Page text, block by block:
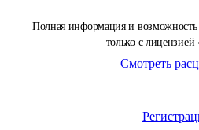
Полная информация и возможность
только с лицензией
Смотреть